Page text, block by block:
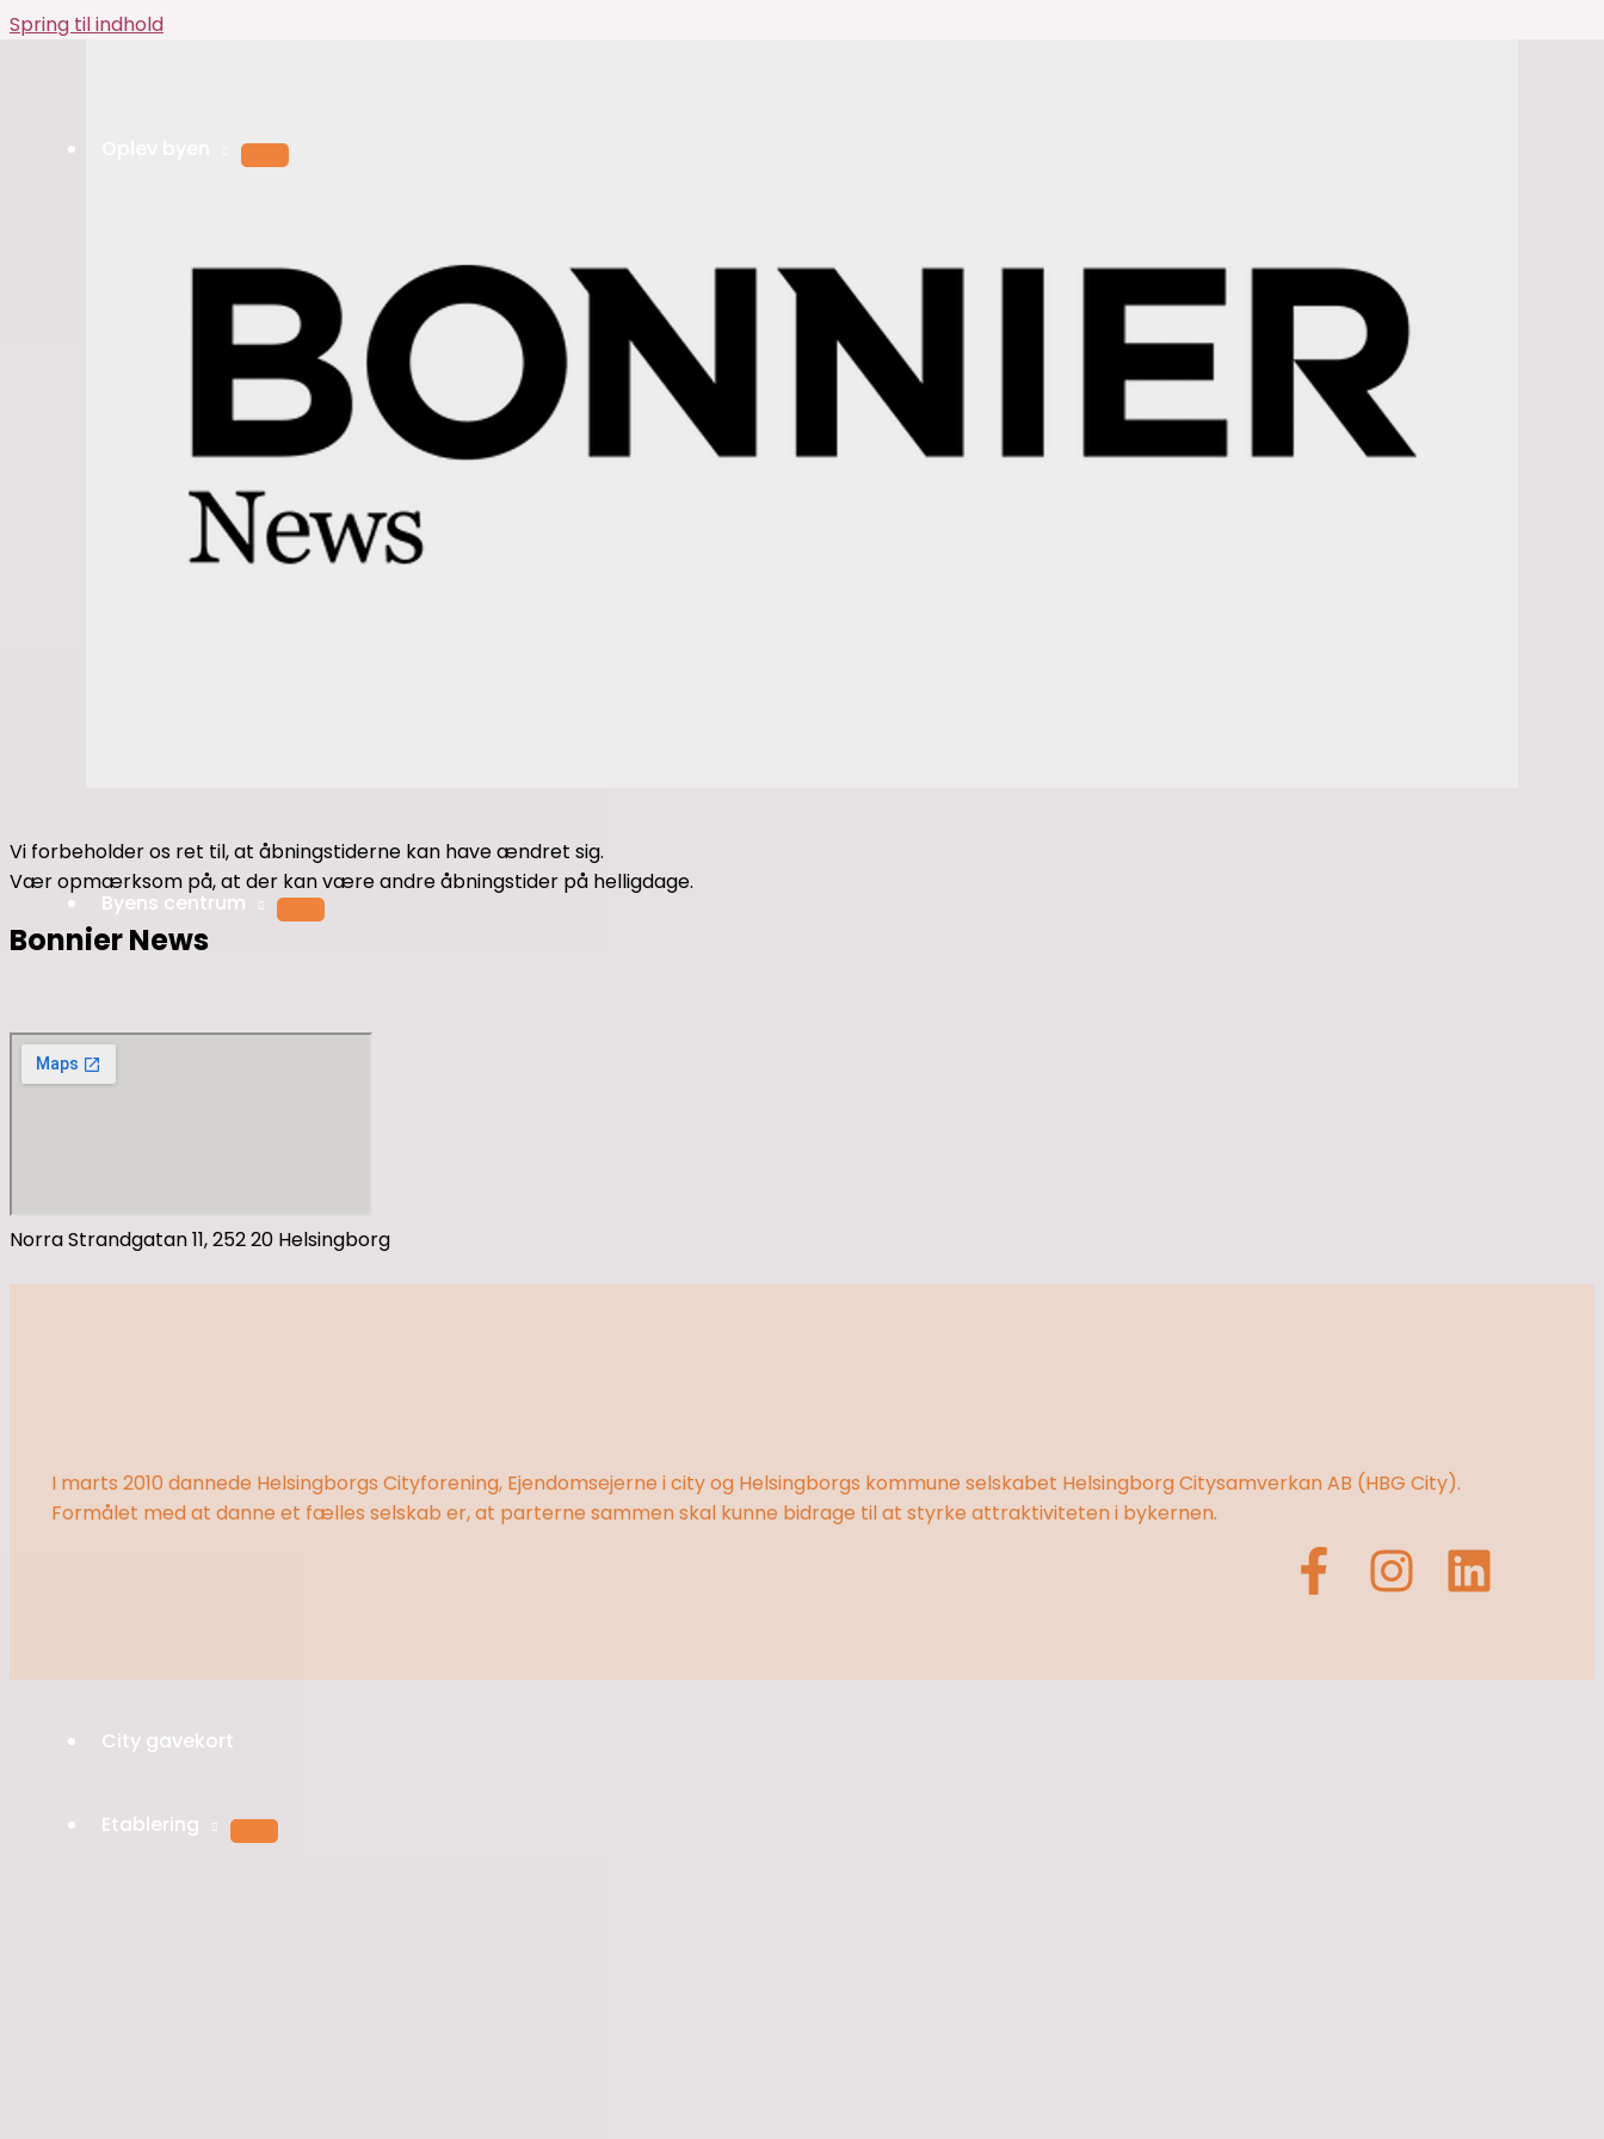
Spring til indhold
Byens centrum
City gavekort
Etablering
Vi forbeholder os ret til, at åbningstiderne kan have ændret sig.
Vær opmærksom på, at der kan være andre åbningstider på helligdage.
Bonnier News
Norra Strandgatan 11, 252 20 Helsingborg
I marts 2010 dannede Helsingborgs Cityforening, Ejendomsejerne i city og Helsingborgs kommune selskabet Helsingborg Citysamverkan AB (HBG City).
Formålet med at danne et fælles selskab er, at parterne sammen skal kunne bidrage til at styrke attraktiviteten i bykernen.